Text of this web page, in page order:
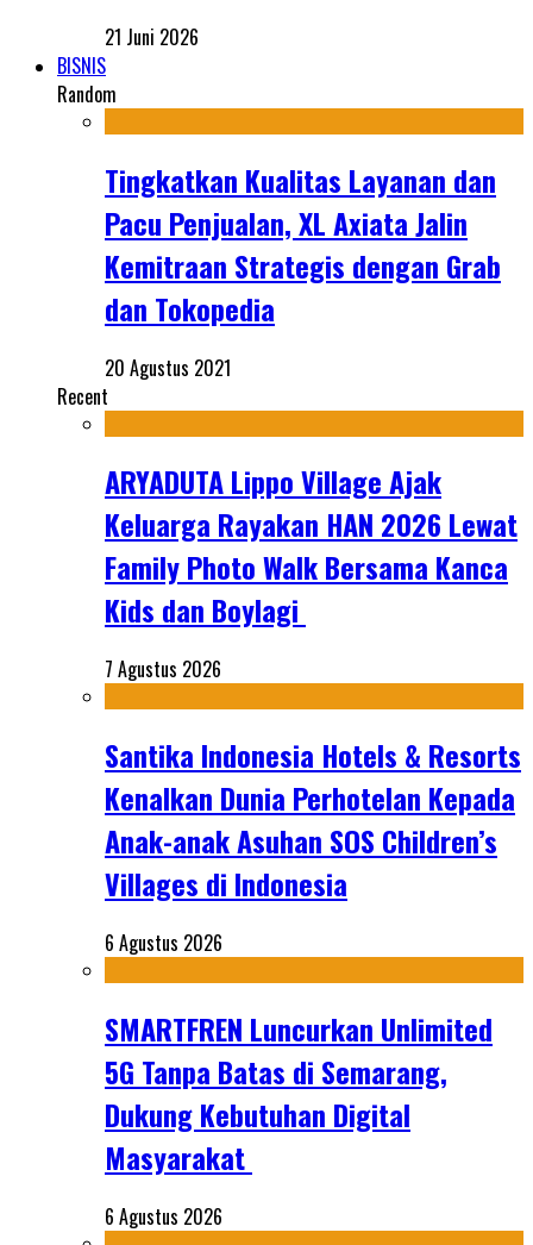
21 Juni 2026
BISNIS
Random
Tingkatkan Kualitas Layanan dan
Pacu Penjualan, XL Axiata Jalin
Kemitraan Strategis dengan Grab
dan Tokopedia
20 Agustus 2021
Recent
ARYADUTA Lippo Village Ajak
Keluarga Rayakan HAN 2026 Lewat
Family Photo Walk Bersama Kanca
Kids dan Boylagi
7 Agustus 2026
Santika Indonesia Hotels & Resorts
Kenalkan Dunia Perhotelan Kepada
Anak-anak Asuhan SOS Children’s
Villages di Indonesia
6 Agustus 2026
SMARTFREN Luncurkan Unlimited
5G Tanpa Batas di Semarang,
Dukung Kebutuhan Digital
Masyarakat
6 Agustus 2026